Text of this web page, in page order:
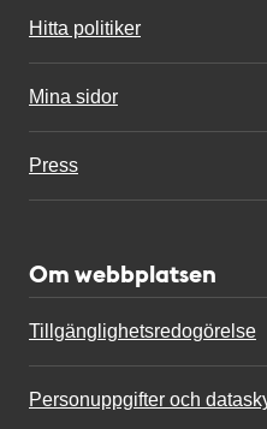
Hitta politiker
Mina sidor
Press
Om webbplatsen
Tillgänglighetsredogörelse
Personuppgifter och